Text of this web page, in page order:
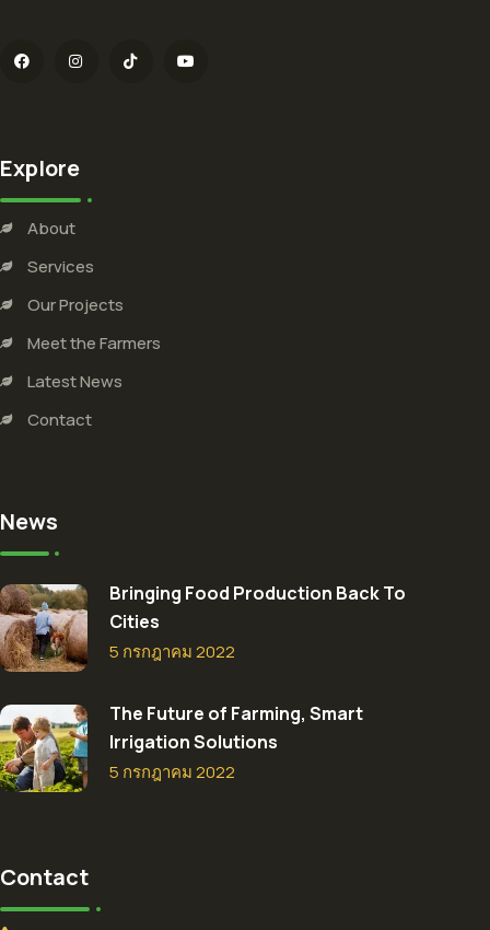
Explore
About
Services
Our Projects
Meet the Farmers
Latest News
Contact
News
Bringing Food Production Back To
Cities
5 กรกฎาคม 2022
The Future of Farming, Smart
Irrigation Solutions
5 กรกฎาคม 2022
Contact